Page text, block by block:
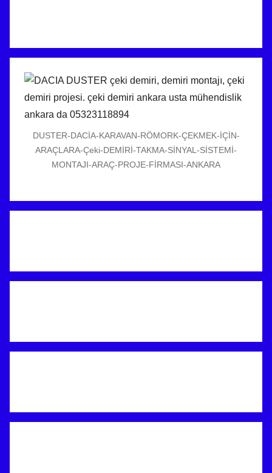
DUSTER-DACİA-KARAVAN-RÖMORK-ÇEKMEK-İÇİN-
ARAÇLARA-Çeki-DEMİRİ-TAKMA-SİNYAL-SİSTEMİ-
MONTAJI-ARAÇ-PROJE-FİRMASI-ANKARA